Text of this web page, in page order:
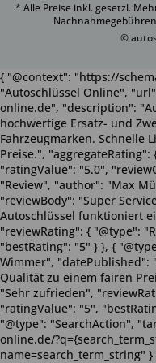
* Alle Preise inkl. gesetzl.
©
{ "@context": "https://
"Autoschlüssel Online",
online.de", "description":
hochwertige Ersatz- und
Fahrzeugmarken. Schnelle
Preise.", "aggregateRating":
"ratingValue": "5.0",
"Review", "author": "Max
"reviewBody": "Super
Autoschlüssel funktioniert
"reviewRating": { "@type":
"bestRating": "5" } }, {
Wimmer", "datePublished":
Qualität zu einem fairen
"Sehr zufrieden",
"ratingValue": "5",
"@type": "SearchAction",
online.de/
name=search_term_string" }